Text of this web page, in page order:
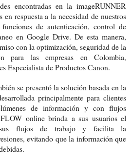
encontradas en la imageRUNNER
respuesta a la necesidad de nuestros
de autenticación, control de
en Google Drive. De esta manera,
con la optimización, seguridad de la
para las empresas en Colombia,
Especialista de Productos Canon.
se presentó la solución basada en la
principalmente para clientes
de información y con flujos
online brinda a sus usuarios el
sus flujos de trabajo y facilita la
evitando que la información que